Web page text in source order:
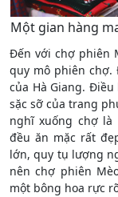
Một gian hàng
Đến với chợ phiên
quy mô phiên
của Hà Giang.
sặc sỡ của trang
nghĩ xuống chợ
đều ăn mặc rất
lớn, quy tụ lượng
nên chợ phiên
một bông hoa rực